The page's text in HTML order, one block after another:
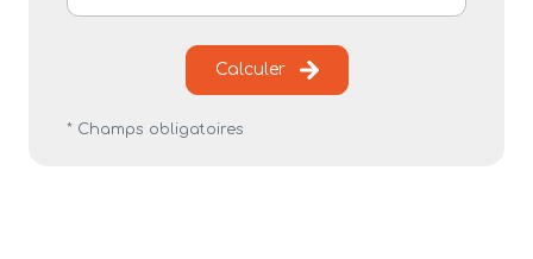
Calculer
* Champs obligatoires